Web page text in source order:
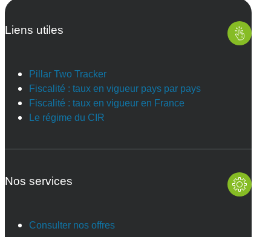
Liens utiles
Pillar Two Tracker
Fiscalité : taux en vigueur pays par pays
Fiscalité : taux en vigueur en France
Le régime du CIR
Nos services
Consulter nos offres